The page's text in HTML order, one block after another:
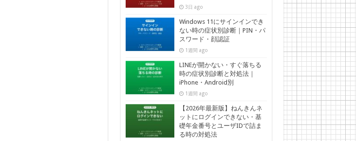
3日 ago
Windows 11にサインインでき
ない時の症状別診断｜PIN・パ
スワード・顔認証
1週間 ago
LINEが開かない・すぐ落ちる
時の症状別診断と対処法｜
iPhone・Android別
1週間 ago
【2026年最新版】ねんきんネ
ットにログインできない・基
礎年金番号とユーザIDで詰ま
る時の対処法